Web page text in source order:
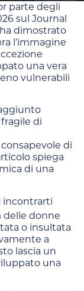
parte degli
sul Journal
dimostrato
l’immagine
una vera
vulnerabili
di
di
spiega
di una
incontrarti
delle donne
o insultata
a
lascia un
una